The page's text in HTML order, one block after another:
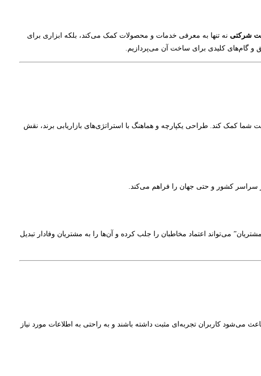
شرکتی نه تنها به معرفی خدمات و محصولات کمک می‌کند، بلکه ابزاری برای
و گام‌های کلیدی برای ساخت آن می‌پردازیم.
کمک کند. طراحی یکپارچه و هماهنگ با استراتژی‌های بازاریابی برند، نقش
کشور و حتی جهان را فراهم می‌کند.
می‌تواند اعتماد مخاطبان را جلب کرده و آن‌ها را به مشتریان وفادار تبدیل
کاربران تجربه‌ای مثبت داشته باشند و به راحتی به اطلاعات مورد نیاز